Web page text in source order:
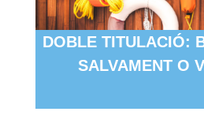
DOBLE TITULACIÓ:
SALVAMENT O